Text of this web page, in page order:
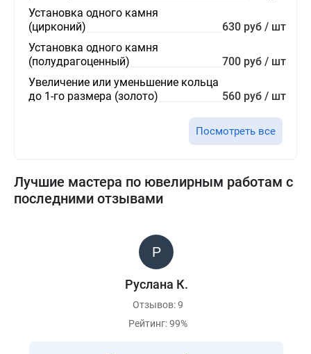
Установка одного камня
(цирконий)
630 руб / шт
Установка одного камня
(полудрагоценный)
700 руб / шт
Увеличение или уменьшение кольца
до 1-го размера (золото)
560 руб / шт
Посмотреть все
Лучшие мастера по ювелирным работам с
последними отзывами
Руслана К.
Отзывов: 9
Рейтинг: 99%